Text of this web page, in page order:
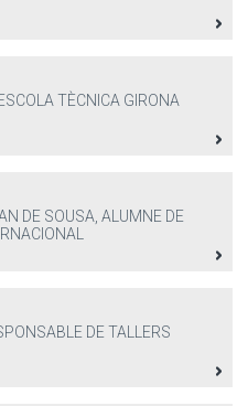
TÈCNICA GIRONA
DE SOUSA, ALUMNE DE
DE TALLERS